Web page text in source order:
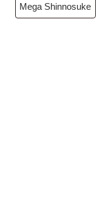
Mega Shinnosuke